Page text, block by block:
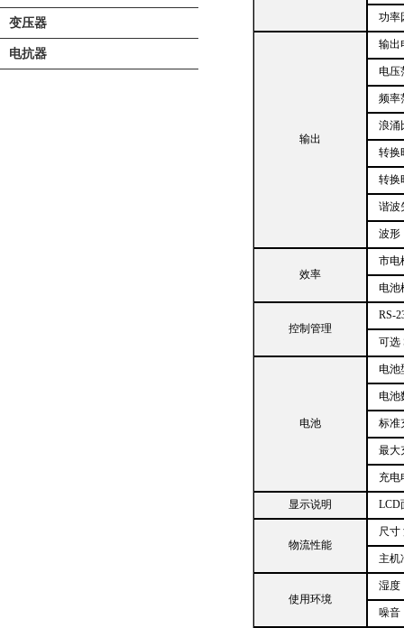
变压器
电抗器
功率
输出
输出
电压
频率
浪涌
转换
转换
谐波
波形
效率
市电
电池
控制管理
RS-
可
电池
电池
电池
标准
最大
充电
显示说明 LCD
物流性能
尺寸
主机
使用环境
湿度
噪音